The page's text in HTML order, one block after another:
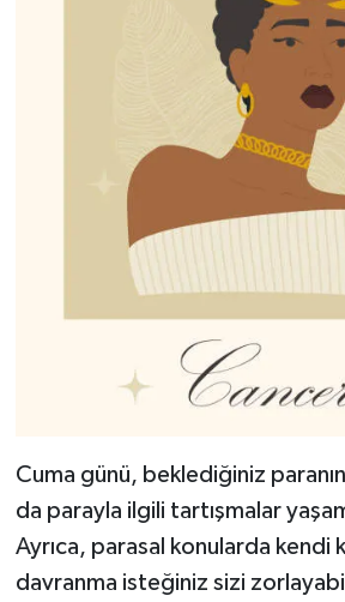
Cuma günü, beklediğiniz
da parayla ilgili tartışmalar
Ayrıca, parasal konularda kendi
davranma isteğiniz sizi